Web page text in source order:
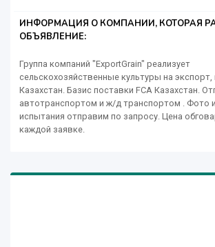
ИНФОРМАЦИЯ О КОМПАНИИ, КОТОРАЯ
ОБЪЯВЛЕНИЕ:
Группа компаний "ExportGrain" реализует
сельскохозяйственные культуры на
Казахстан. Базис поставки FCA Казахстан.
автотранспортом и ж/д транспортом . Фото
испытания отправим по запросу. Цена
каждой заявке.